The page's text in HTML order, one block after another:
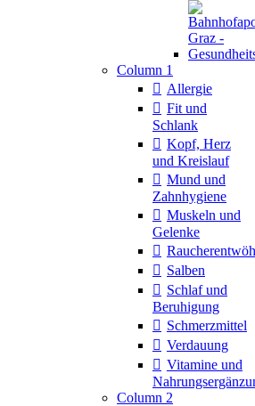
Column 1
Allergie
Fit und
Schlank
Kopf, Herz
und Kreislauf
Mund und
Zahnhygiene
Muskeln und
Gelenke
Salben
Schlaf und
Beruhigung
Schmerzmittel
Verdauung
Vitamine und
Column 2